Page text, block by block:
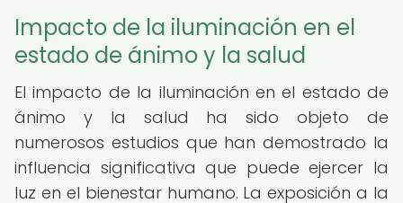
Impacto de la iluminación en el
estado de ánimo y la salud
El impacto de la iluminación en el estado de
ánimo y la salud ha sido objeto de
numerosos estudios que han demostrado la
influencia significativa que puede ejercer la
luz en el bienestar humano. La exposición a la